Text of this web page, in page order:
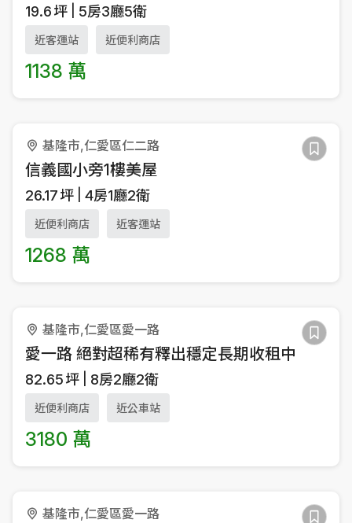
19.6坪 5房3廳5衛
近客運站 近便利商店
1138 萬
基隆市,仁愛區仁二路
信義國小旁1樓美屋
26.17坪 4房1廳2衛
近便利商店 近客運站
1268 萬
基隆市,仁愛區愛一路
愛一路 絕對超稀有釋出穩定長期收租中
82.65坪 8房2廳2衛
近便利商店 近公車站
3180 萬
基隆市,仁愛區愛一路